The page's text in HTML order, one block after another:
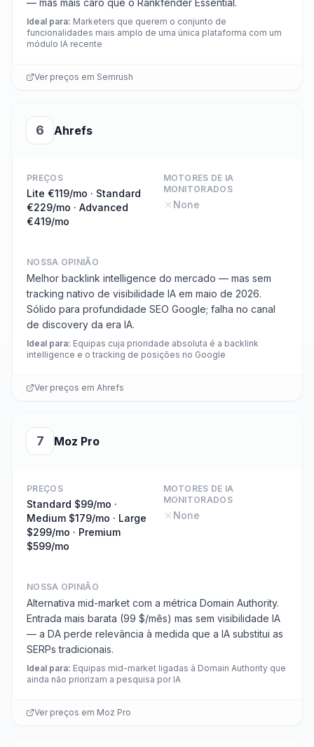
— mas mais caro que o Rankfender Essential.
Ideal para: Marketers que querem o conjunto de
funcionalidades mais amplo de uma única plataforma com um
módulo IA recente
Ver preços em Semrush
6 Ahrefs
PREÇOS
Lite €119/mo · Standard
€229/mo · Advanced
€419/mo
MOTORES DE IA
MONITORADOS
None
NOSSA OPINIÃO
Melhor backlink intelligence do mercado — mas sem
tracking nativo de visibilidade IA em maio de 2026.
Sólido para profundidade SEO Google; falha no canal
de discovery da era IA.
Ideal para: Equipas cuja prioridade absoluta é a backlink
intelligence e o tracking de posições no Google
Ver preços em Ahrefs
7 Moz Pro
PREÇOS
Standard $99/mo ·
Medium $179/mo · Large
$299/mo · Premium
$599/mo
MOTORES DE IA
MONITORADOS
None
NOSSA OPINIÃO
Alternativa mid-market com a métrica Domain Authority.
Entrada mais barata (99 $/mês) mas sem visibilidade IA
— a DA perde relevância à medida que a IA substitui as
SERPs tradicionais.
Ideal para: Equipas mid-market ligadas à Domain Authority que
ainda não priorizam a pesquisa por IA
Ver preços em Moz Pro